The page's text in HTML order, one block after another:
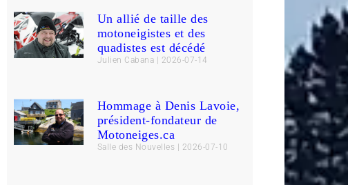
Un allié de taille des
motoneigistes et des
quadistes est décédé
Julien Cabana 2026-07-14
Hommage à Denis Lavoie,
président-fondateur de
Motoneiges.ca
Salle des Nouvelles 2026-07-10